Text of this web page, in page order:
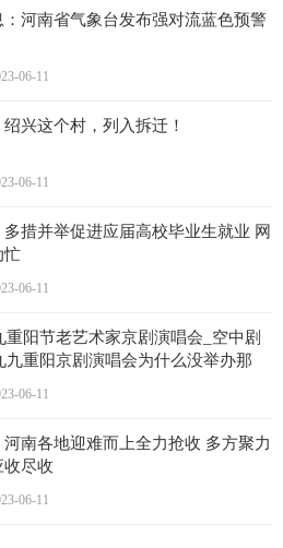
河南省气象台发布强对流蓝色预警
06-11
兴这个村，列入拆迁！
06-11
措并举促进应届高校毕业生就业 网
忙
06-11
重阳节老艺术家京剧演唱会_空中剧
九重阳京剧演唱会为什么没举办那
06-11
南各地迎难而上全力抢收 多方聚力
尽收
06-11